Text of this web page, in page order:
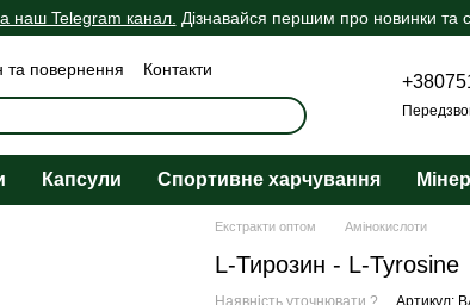
наш Telegram канал. Дізнавайся першим про новинки та
та повернення
Контакти
Капсули Спортивне харчування
Екстракти оптом Амінокислоти
L-Тирозин - L-Tyrosine
Наявність уточнювати ? Артикул: